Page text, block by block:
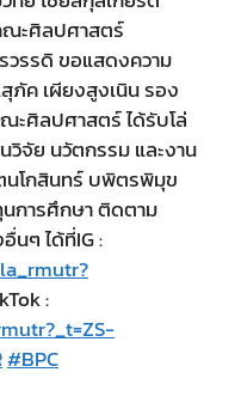
ณะศิลปศาสตร์
รรดิ ขอแสดงความ
ภัค เผียงสูงเนิน รอง
ะศิลปศาสตร์ ได้รับโล่
จัย นวัตกรรม และงาน
นโกสินทร์ บพิตรพิมุข
การศึกษา ติดตาม
นๆ ได้ที่IG :
:
#BPC